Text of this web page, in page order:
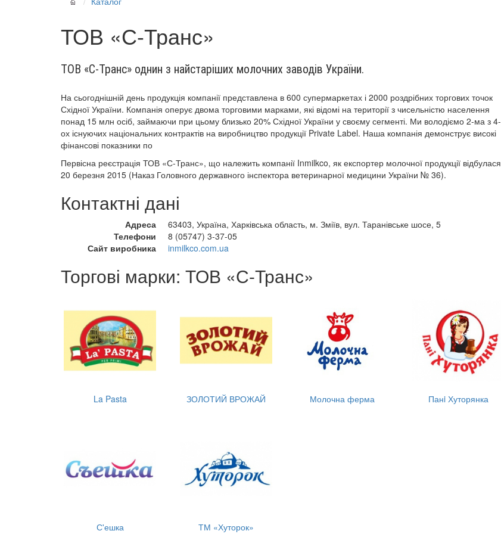
ТОВ «С-Транс»
ТОВ «С-Транс» однин з найстаріших молочних заводів України.
На сьогоднішній день продукція компанії представлена ​​в 600 супермаркетах і 2000 роздрібних торгових точок
Східної України. Компанія оперує двома торговими марками, які відомі на території з чисельністю населення
понад 15 млн осіб, займаючи при цьому близько 20% Східної України у своєму сегменті. Ми володіємо 2-ма з 4-
ох існуючих національних контрактів на виробництво продукції Private Label. Наша компанія демонструє високі
фінансові показники по
Первісна реєстрація ТОВ «С-Транс», що належить компанії Inmilkco, як експортер молочної продукції відбулася
20 березня 2015 (Наказ Головного державного інспектора ветеринарної медицини України № 36).
Контактні дані
Адреса
63403, Україна, Харківська область, м. Зміїв, вул. Таранівське шосе, 5
Телефони
8 (05747) 3-37-05
Сайт виробника
inmilkco.com.ua
Торгові марки: ТОВ «С-Транс»
La Pasta ЗОЛОТИЙ ВРОЖАЙ Молочна ферма Панi Хуторянка
С'ешка ТМ «Хуторок»